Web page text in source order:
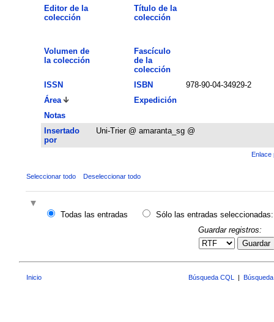
Editor de la
colección
Título de la
colección
Volumen de
la colección
Fascículo
de la
colección
ISSN
ISBN
978-90-04-34929-2
Área
Expedición
Notas
Insertado
por
Uni-Trier @ amaranta_sg @
Enlace
Seleccionar todo Deseleccionar todo
Todas las entradas
Sólo las entradas seleccionadas:
Guardar registros:
Guardar
Inicio Búsqueda CQL